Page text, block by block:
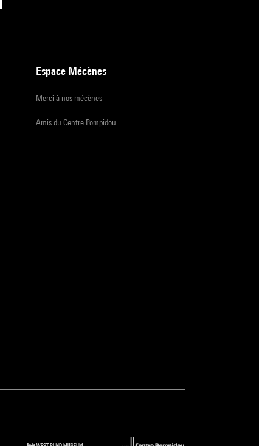
Espace Mécènes
Merci à nos mécènes
Amis du Centre Pompidou